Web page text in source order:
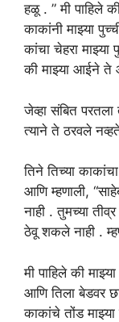
हळू . ” मी पाहिले
काकांनी माझ्या
कांचा चेहरा
की माझ्या आईने
जेव्हा संबितपरतला
त्यानेतेठरवले
तिने तिच्या
आणिम्हणाली,
नाही . तुमच्या
ठेवू शकले नाही .
मी पाहिले की
आणितिला बेडवर
काकांचे तोंड माझ्या